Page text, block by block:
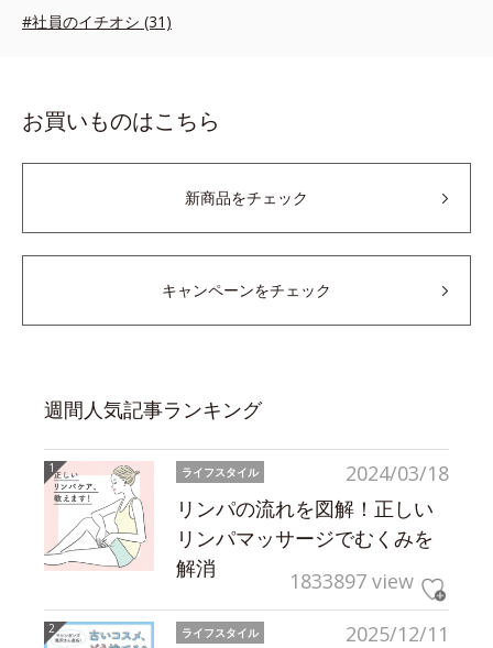
#社員のイチオシ (31)
お買いものはこちら
新商品をチェック
キャンペーンをチェック
週間人気記事ランキング
2024/03/18
ライフスタイル
リンパの流れを図解！正しい
リンパマッサージでむくみを
解消
1833897 view
2025/12/11
ライフスタイル